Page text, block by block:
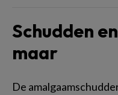
Schudden
maar
De